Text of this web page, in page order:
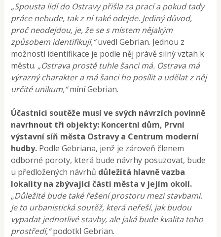
„Spousta lidí do Ostravy přišla za prací a pokud tady
práce nebude, tak z ní také odejde. Jediný důvod,
proč neodejdou, je, že se s místem nějakým
způsobem identifikují,“uvedl Gebrian. Jednou z
možností identifikace je podle něj právě silný vztah k
městu. „Ostrava prostě tuhle šanci má. Ostrava má
výrazný charakter a má šanci ho posílit a udělat z něj
určité unikum,“míní Gebrian.
Účastníci soutěže musí ve svých návrzích povinně
navrhnout tři objekty: Koncertní dům, První
výstavní síň města Ostravy a Centrum moderní
hudby. Podle Gebriana, jenž je zároveň členem
odborné poroty, která bude návrhy posuzovat, bude
u předložených návrhů důležitá hlavně vazba
lokality na zbývající části města v jejím okolí.
„Důležité bude také řešení prostoru mezi stavbami.
Je to urbanistická soutěž, která neřeší, jak budou
vypadat jednotlivé stavby, ale jaká bude kvalita toho
prostředí,“podotkl Gebrian.